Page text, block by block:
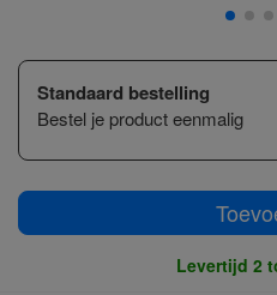
Standaard bestelling
Bestel je product eenmalig
Levertijd 2